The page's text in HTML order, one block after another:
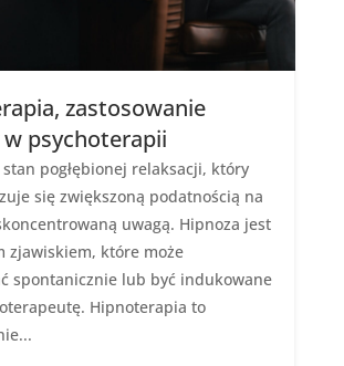
zastosowanie
psychoterapii
pogłębionej relaksacji, który
się zwiększoną podatnością na
uwagą. Hipnoza jest
zjawiskiem, które może
spontanicznie lub być indukowane
Hipnoterapia to